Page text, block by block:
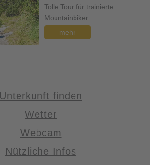
Tolle Tour für trainierte
Mountainbiker ...
mehr
Unterkunft finden
Wetter
Webcam
Nützliche Infos